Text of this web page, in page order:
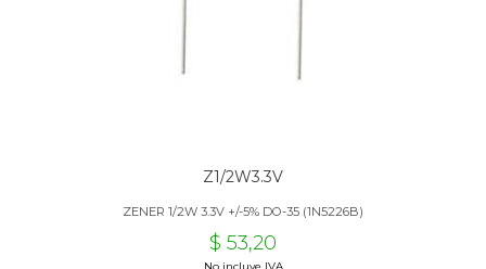
Z1/2W3.3V
ZENER 1/2W 3.3V +/-5% DO-35 (1N5226B)
$ 53,20